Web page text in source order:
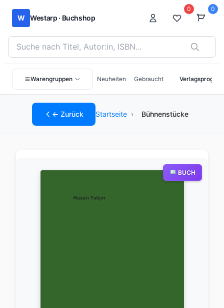
W Westarp · Buchshop
Bücher suchen nach Titel, Autor:in oder ISBN
0 0
Warengruppen Neuheiten Gebraucht
← Zurück Startseite › Bühnenstücke
BUCH